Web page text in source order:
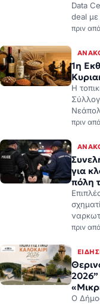
Data
deal με
πριν
1η
Η
πριν
για
πόλη
πριν
2026”
Ο